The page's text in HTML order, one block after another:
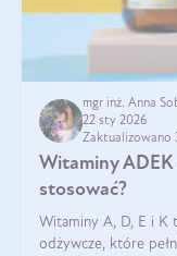
mgr inż. Anna
22 sty 2026
Zaktualizowano
Witaminy ADEK
stosować?
Witaminy A, D, E i K
odżywcze, które